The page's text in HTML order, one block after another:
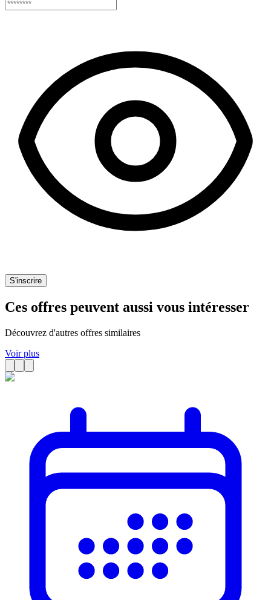
S'inscrire
Ces offres peuvent aussi vous intéresser
Découvrez d'autres offres similaires
Voir plus